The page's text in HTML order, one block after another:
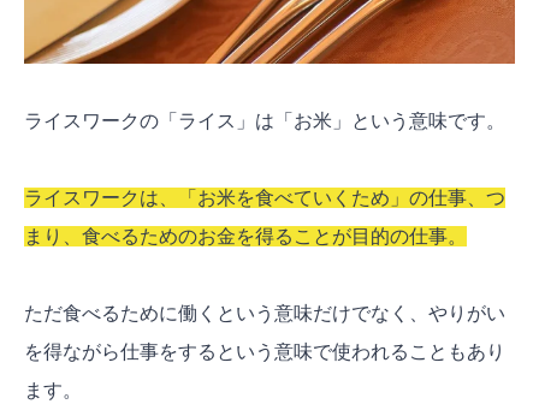
ライスワークの「ライス」は「お米」という意味です。
ライスワークは、「お米を食べていくため」の仕事、つ
まり、食べるためのお金を得ることが目的の仕事。
ただ食べるために働くという意味だけでなく、やりがい
を得ながら仕事をするという意味で使われることもあり
ます。